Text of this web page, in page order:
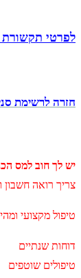
לפרטי תקשורת
חזרה לרשימת
יש לך חוב למס
צריך רואה
טיפול מקצועי
דוחות שנתיים
טיפולים שוטפים